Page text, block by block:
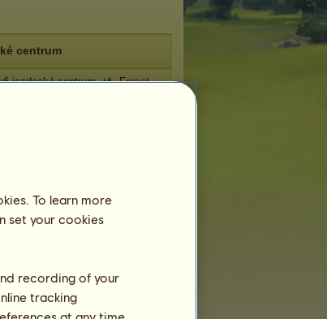
centrum
jazdecké centrum Forest.
To learn more
set your cookies
recording of your
tracking
at any time